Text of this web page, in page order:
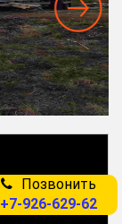
Позвонить
+7-926-629-62